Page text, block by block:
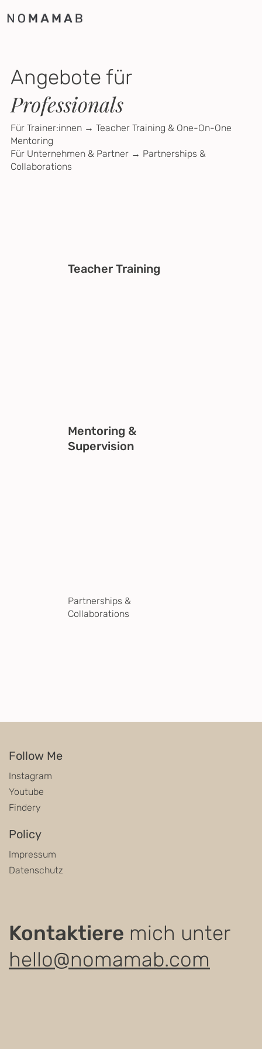
Angebote für
Professionals
Für Trainer:innen → Teacher Training & One-On-One
Mentoring
Für Unternehmen & Partner → Partnerships &
Collaborations
Teacher Training
Mentoring &
Supervision
Partnerships &
Collaborations
Kontaktiere mich unter
hello@nomamab.com
Follow Me
Instagram
Youtube
Findery
Policy
Impressum
Datenschutz